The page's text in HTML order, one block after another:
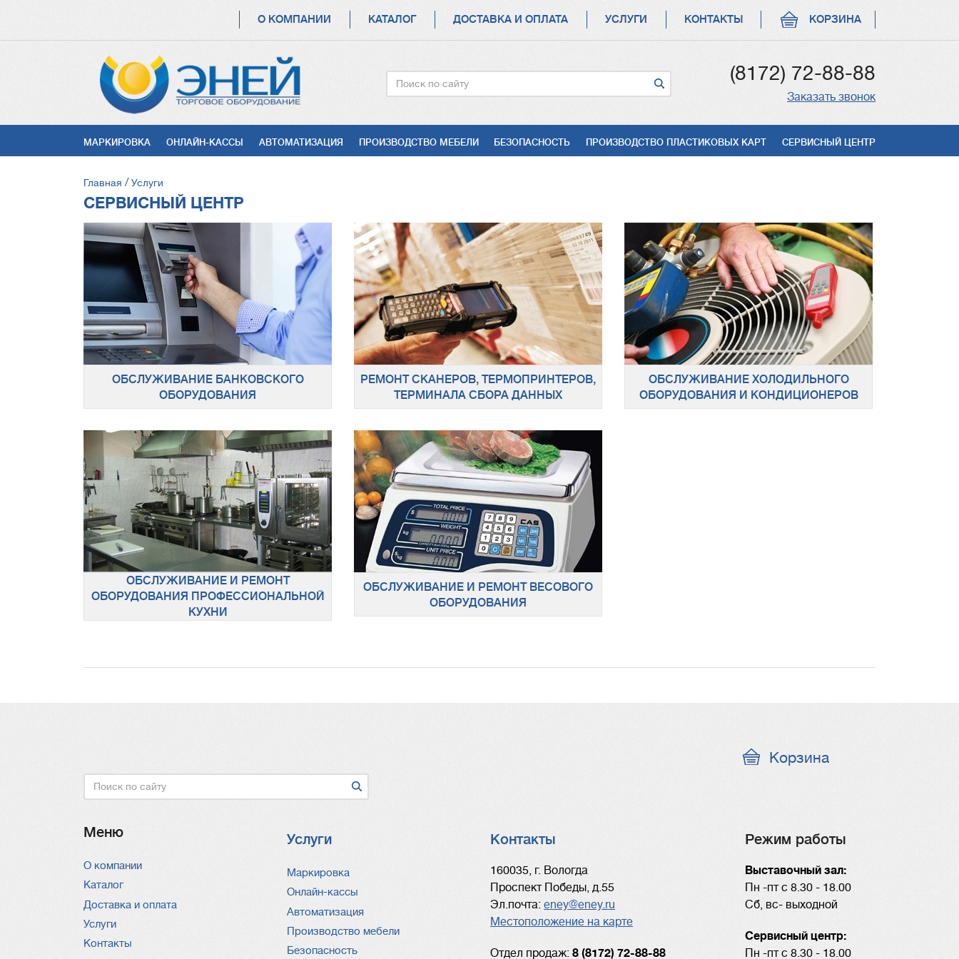
КОРЗИНА
НАВИГАЦИЯ
О КОМПАНИИ КАТАЛОГ ДОСТАВКА И ОПЛАТА УСЛУГИ КОНТАКТЫ
Поиск (8172) 72-88-88
Заказать звонок
УСЛУГИ
МАРКИРОВКА ОНЛАЙН-КАССЫ АВТОМАТИЗАЦИЯ ПРОИЗВОДСТВО МЕБЕЛИ БЕЗОПАСНОСТЬ ПРОИЗВОДСТВО ПЛАСТИКОВЫХ КАРТ СЕРВИСНЫЙ ЦЕНТР
СТРОКА
НАВИГАЦИИ
Главная Услуги
СЕРВИСНЫЙ ЦЕНТР
ОБСЛУЖИВАНИЕ БАНКОВСКОГО
ОБОРУДОВАНИЯ
РЕМОНТ СКАНЕРОВ, ТЕРМОПРИНТЕРОВ,
ТЕРМИНАЛА СБОРА ДАННЫХ
ОБСЛУЖИВАНИЕ ХОЛОДИЛЬНОГО
ОБОРУДОВАНИЯ И КОНДИЦИОНЕРОВ
ОБСЛУЖИВАНИЕ И РЕМОНТ
ОБОРУДОВАНИЯ ПРОФЕССИОНАЛЬНОЙ
КУХНИ
ОБСЛУЖИВАНИЕ И РЕМОНТ ВЕСОВОГО
ОБОРУДОВАНИЯ
Корзина
Поиск
Меню
О компании
Каталог
Доставка и оплата
Услуги
Контакты
Услуги
Услуги
Маркировка
Онлайн-кассы
Автоматизация
Производство мебели
Безопасность
Контакты
160035, г. Вологда
Проспект Победы, д.55
Эл.почта: eney@eney.ru
Местоположение на карте
Отдел продаж: 8 (8172) 72-88-88
Режим работы
Выставочный зал:
Пн -пт с 8.30 - 18.00
Сб, вс- выходной
Сервисный центр:
Пн -пт с 8.30 - 18.00